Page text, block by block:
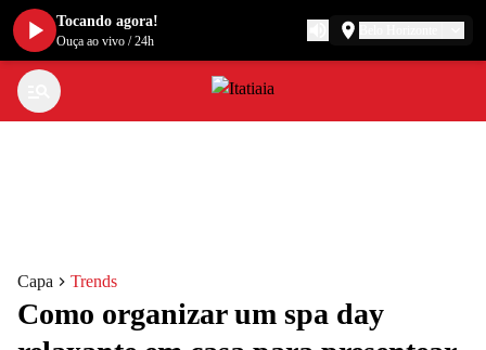
Capa Trends
Como organizar um spa day
Tocando agora!
Ouça ao vivo /24h